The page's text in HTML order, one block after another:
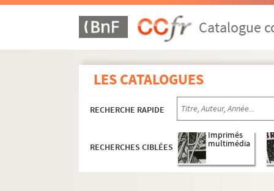
Catalogue
LES CATALOGUES
RECHERCHE RAPIDE
RECHERCHES CIBLÉES
Imprimés
multimédia